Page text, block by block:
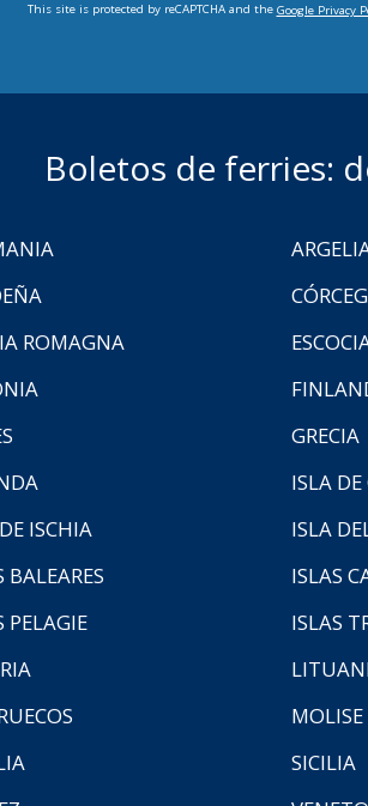
This site is protected by reCAPTCHA and the Google Privacy
Boletos de ferries:
ROMAGNA
GRECIA
ISLA
ISCHIA ISLA
BALEARES ISLAS
PELAGIE ISLAS
MOLISE
SICILIA